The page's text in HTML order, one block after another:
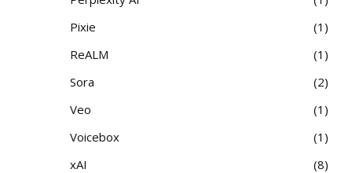
Pixie
1
ReALM
1
Sora
2
Veo
1
Voicebox
1
xAI
8